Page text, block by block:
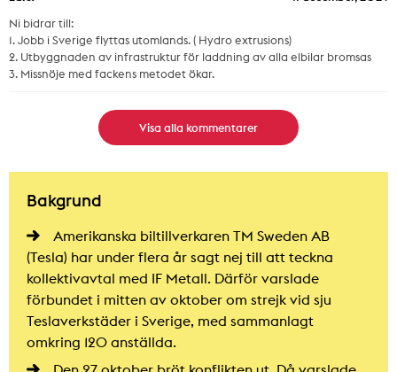
Ni bidrar till:
1. Jobb i Sverige flyttas utomlands. ( Hydro extrusions)
2. Utbyggnaden av infrastruktur för laddning av alla elbilar bromsas
3. Missnöje med fackens metodet ökar.
Visa alla kommentarer
Bakgrund
Amerikanska biltillverkaren TM Sweden AB
(Tesla) har under flera år sagt nej till att teckna
kollektivavtal med IF Metall. Därför varslade
förbundet i mitten av oktober om strejk vid sju
Teslaverkstäder i Sverige, med sammanlagt
omkring 120 anställda.